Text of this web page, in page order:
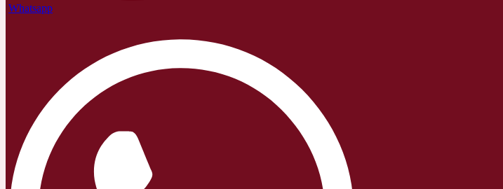
Whatsapp